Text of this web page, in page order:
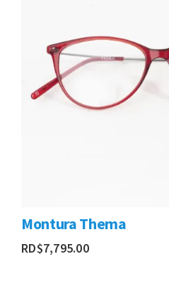
Montura Thema
RD$7,795.00